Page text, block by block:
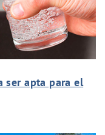
ser apta para el